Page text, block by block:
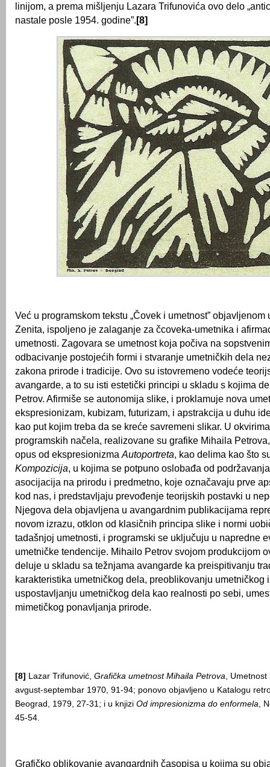
linijom, a prema mišljenju Lazara Trifunovića ovo delo
nastale posle 1954. godine”.[8]
Već u programskom tekstu „Čovek i umetnost” objavljenom
Zenita, ispoljeno je zalaganje za čcoveka-umetnika i
umetnosti. Zagovara se umetnost koja počiva na
odbacivanje postojećih formi i stvaranje umetničkih dela
zakona prirode i tradicije. Ovo su istovremeno vodeće
avangarde, a to su isti estetički principi u skladu s kojima
Petrov. Afirmiše se autonomija slike, i proklamuje nova
ekspresionizam, kubizam, futurizam, i apstrakcija u duhu
kao put kojim treba da se kreće savremeni slikar. U
programskih načela, realizovane su grafike Mihaila
opus od ekspresionizma Autoportreta, kao delima kao što
Kompozicija, u kojima se potpuno oslobađa od
asocijacija na prirodu i predmetno, koje označavaju prve
kod nas, i predstavljaju prevođenje teorijskih postavki u
Njegova dela objavljena u avangardnim publikacijama
novom izrazu, otklon od klasičnih principa slike i normi
tadašnjoj umetnosti, i programski se uključuju u napredne
umetničke tendencije. Mihailo Petrov svojom produkcijom
deluje u skladu sa težnjama avangarde ka preispitivanju
karakteristika umetničkog dela, preoblikovanju umetničkog
uspostavljanju umetničkog dela kao realnosti po sebi,
mimetičkog ponavljanja prirode.
[8] Lazar Trifunović, Grafička umetnost Mihaila Petrova, Umetnost
avgust-septembar 1970, 91-94; ponovo objavljeno u Katalogu
Beograd, 1979, 27-31; i u knjizi Od impresionizma do enformela,
45-54.
Grafičko oblikovanje avangardnih časopisa u kojima su